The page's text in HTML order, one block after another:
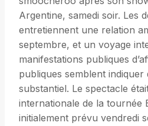
Argentine, samedi soir. Les
entretiennent une relation
septembre, et un voyage
manifestations publiques
publiques semblent
substantiel. Le spectacle
internationale de la tournée
initialement prévu vendredi